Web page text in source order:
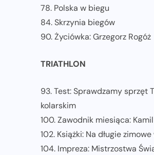
78. Polska w biegu
84. Skrzynia biegów
90. Życiówka: Grzegorz Rogóż
TRIATHLON
93. Test: Sprawdzamy sprzęt
kolarskim
100. Zawodnik miesiąca:
102. Książki: Na długie
104. Impreza: Mistrzostwa